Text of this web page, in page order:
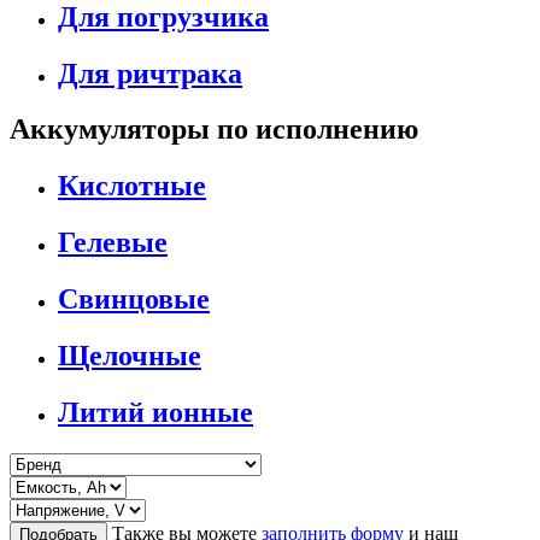
Для погрузчика
Для ричтрака
Аккумуляторы по исполнению
Кислотные
Гелевые
Свинцовые
Щелочные
Литий ионные
Подобрать Также вы можете заполнить форму и наш